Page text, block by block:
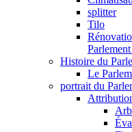
splitter
Tilo
Histoire du
Le
portrait du